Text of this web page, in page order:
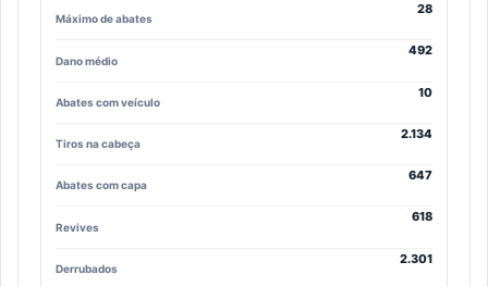
Máximo de abates
28
Dano médio
492
Abates com veículo
10
Tiros na cabeça
2.134
Abates com capa
647
Revives
618
Derrubados
2.301